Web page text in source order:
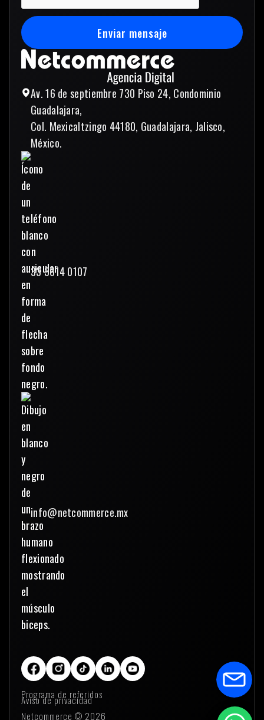
Av. 16 de septiembre 730 Piso 24, Condominio
Guadalajara,
Col. Mexicaltzingo 44180, Guadalajara, Jalisco,
México.
33 3614 0107
info@netcommerce.mx
Programa de referidos
Aviso de privacidad
Netcommerce © 2026
Enviar mensaje
Enviar mensaje